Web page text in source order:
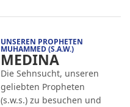
UNSEREN PROPHETEN
MUHAMMED (S.A.W.)
MEDINA
Die Sehnsucht, unseren
geliebten Propheten
(s.w.s.) zu besuchen und